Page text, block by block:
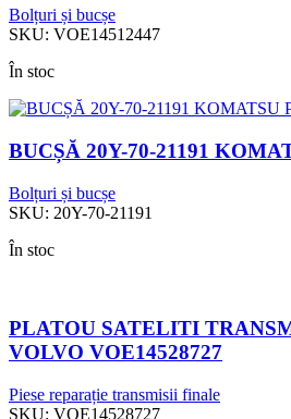
Bolțuri și bucșe
SKU: VOE14512447
În stoc
BUCȘĂ 20Y-70-21191
Bolțuri și bucșe
SKU: 20Y-70-21191
În stoc
PLATOU SATELITI
VOLVO VOE14528727
Piese reparație transmisii finale
SKU: VOE14528727